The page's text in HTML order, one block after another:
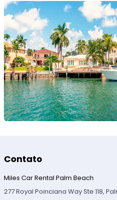
Contato
Miles Car Rental Palm Beach
277 Royal Poinciana Way Ste 118,